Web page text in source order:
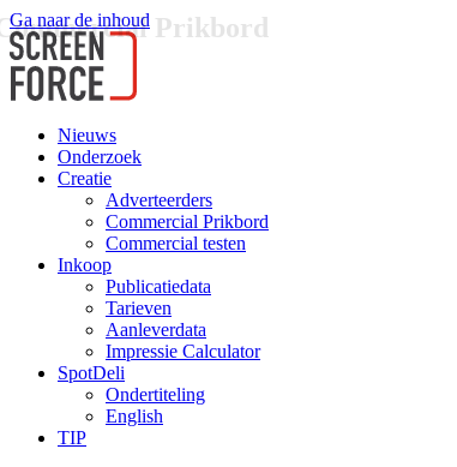
Ga naar de inhoud
Nieuws
Onderzoek
Creatie
Adverteerders
Commercial Prikbord
Commercial testen
Inkoop
Publicatiedata
Tarieven
Aanleverdata
Impressie Calculator
SpotDeli
Ondertiteling
English
TIP
Prikbord